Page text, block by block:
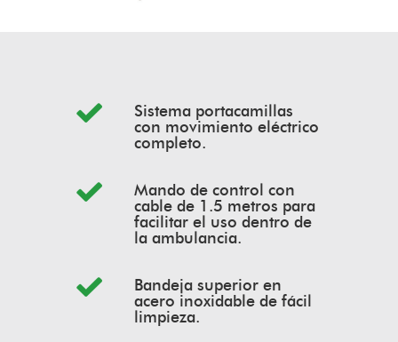
Sistema portacamillas
con movimiento eléctrico
completo.
Mando de control con
cable de 1.5 metros para
facilitar el uso dentro de
la ambulancia.
Bandeja superior en
acero inoxidable de fácil
limpieza.